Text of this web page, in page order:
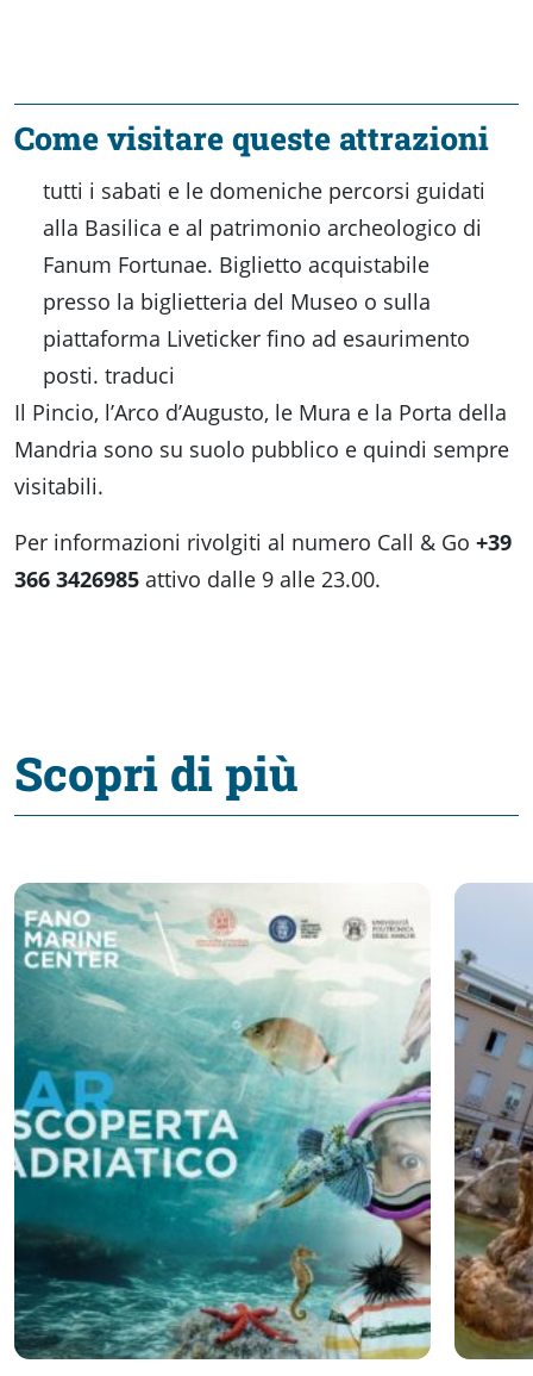
Come visitare queste attrazioni
tutti i sabati e le domeniche percorsi guidati
alla Basilica e al patrimonio archeologico di
Fanum Fortunae. Biglietto acquistabile
presso la biglietteria del Museo o sulla
piattaforma Liveticker fino ad esaurimento
posti. traduci
Il Pincio, l’Arco d’Augusto, le Mura e la Porta della
Mandria sono su suolo pubblico e quindi sempre
visitabili.
Per informazioni rivolgiti al numero Call & Go +39
366 3426985 attivo dalle 9 alle 23.00.
Scopri di più